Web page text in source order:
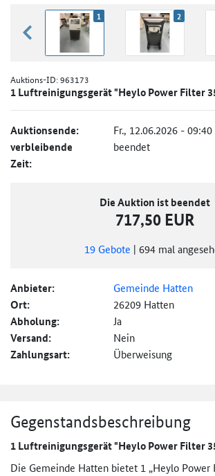
zurück blättern
1 2
Auktions-ID:963173
1 Luftreinigungsgerät "Heylo Power Filter
Auktionsende: Fr., 12.06.2026 -
verbleibende
Zeit:
beendet
Die Auktion ist beendet
717,50 EUR
19 Gebote | 694 mal
Anbieter: Gemeinde Hatten
Ort: 26209 Hatten
Abholung: Ja
Versand: Nein
Zahlungsart: Überweisung
Gegenstandsbeschreibung
1 Luftreinigungsgerät "Heylo Power Filter
Die Gemeinde Hatten bietet 1 „Heylo Power